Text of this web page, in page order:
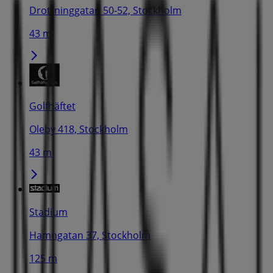
Drottninggatan 50-52, Stockholm
43 m
Golfhäftet
Oleby 418, Stockholm
43 m
Stadium
Hamngatan 37, Stockholm
125 m